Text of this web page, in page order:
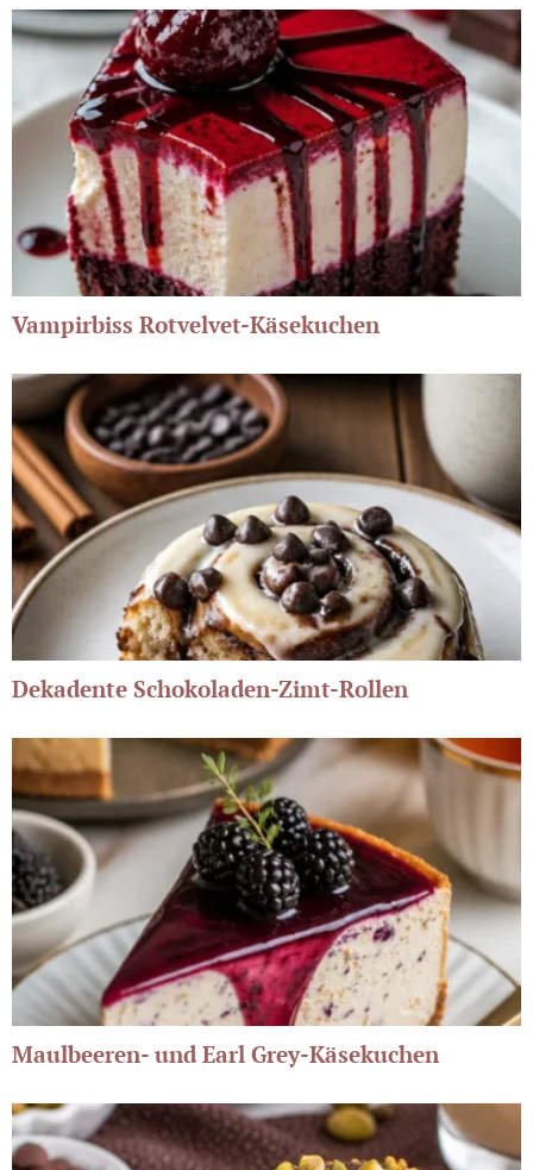
Vampirbiss Rotvelvet-Käsekuchen
Dekadente Schokoladen-Zimt-Rollen
Maulbeeren- und Earl Grey-Käsekuchen